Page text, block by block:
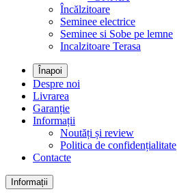
Încălzitoare
Seminee electrice
Seminee si Sobe pe lemne
Incalzitoare Terasa
Înapoi
Despre noi
Livrarea
Garanție
Informații
Noutăți și review
Politica de confidențialitate
Contacte
Informații